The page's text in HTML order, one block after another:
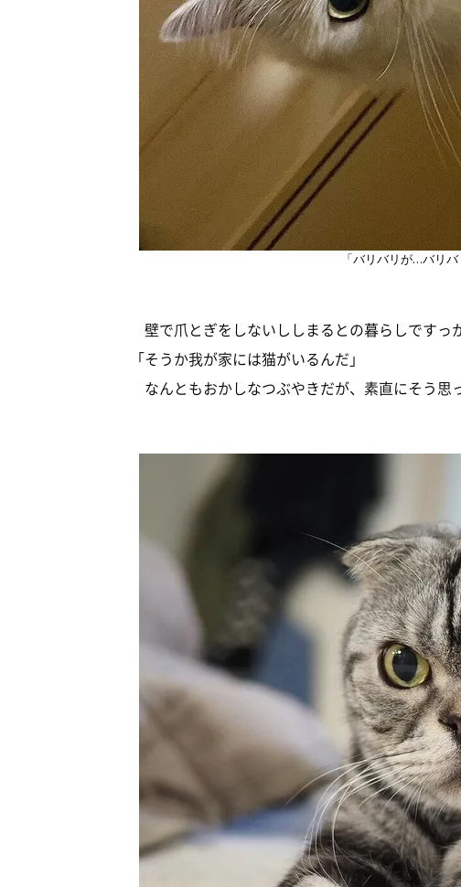
「バリバリが…バリ
壁で爪とぎをしないししまるとの暮らしですっ
「そうか我が家には猫がいるんだ」
なんともおかしなつぶやきだが、素直にそう思